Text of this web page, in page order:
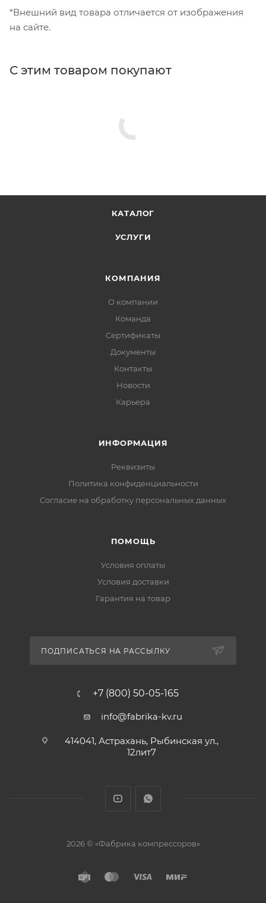
*Внешний вид товара отличается от изображения
на сайте.
С этим товаром покупают
КАТАЛОГ
УСЛУГИ
КОМПАНИЯ
О компании
Команда
Сертификаты
Документы
Контакты
Новости
Карьера
ИНФОРМАЦИЯ
Реквизиты
Политика конфиденциальности
Cогласие на обработку персональных данных
ПОМОЩЬ
Условия оплаты
Условия доставки
Гарантия на товар
ПОДПИСАТЬСЯ НА РАССЫЛКУ
+7 (800) 50-05-165
info@fabrika-kv.ru
414041, Астрахань, Рыбинская ул.,
12лит7
2026 © «Фабрика компрессоров»